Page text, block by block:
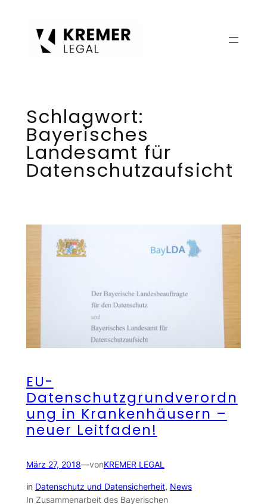
Schlagwort:
Bayerisches
Landesamt für
Datenschutzaufsicht
EU-
Datenschutzgrundverordn
ung in Krankenhäusern –
neuer Leitfaden!
März 27, 2018—vonKREMER LEGAL
in Datenschutz und Datensicherheit, News
In Zusammenarbeit des Bayerischen